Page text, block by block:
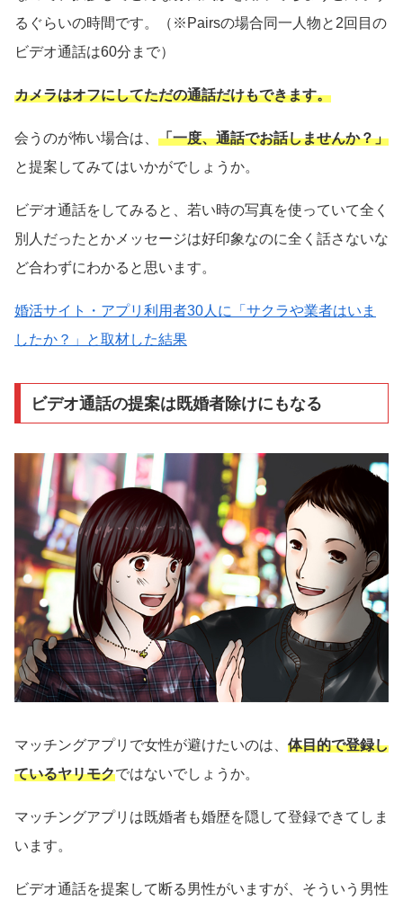
るぐらいの時間です。（※Pairsの場合同一人物と2回目の
ビデオ通話は60分まで）
カメラはオフにしてただの通話だけもできます。
会うのが怖い場合は、 「一度、通話でお話しませんか？」
と提案してみてはいかがでしょうか。
ビデオ通話をしてみると、若い時の写真を使っていて全く
別人だったとかメッセージは好印象なのに全く話さないな
ど合わずにわかると思います。
婚活サイト・アプリ利用者30人に「サクラや業者はいま
したか？」と取材した結果
ビデオ通話の提案は既婚者除けにもなる
マッチングアプリで女性が避けたいのは、 体目的で登録し
ているヤリモクではないでしょうか。
マッチングアプリは既婚者も婚歴を隠して登録できてしま
います。
ビデオ通話を提案して断る男性がいますが、そういう男性